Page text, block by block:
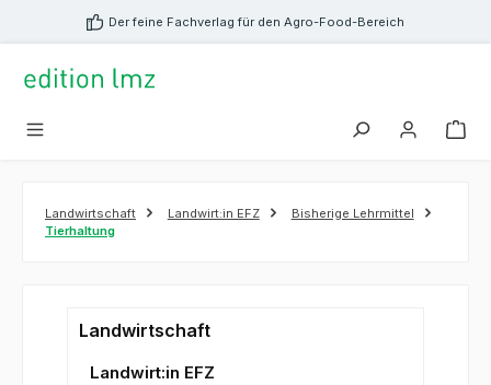
springen Der feine Fachverlag für den Agro-Food-Bereich
Landwirtschaft Landwirt:in EFZ
Bisherige Lehrmittel
Tierhaltung
Landwirtschaft
Landwirt:in EFZ